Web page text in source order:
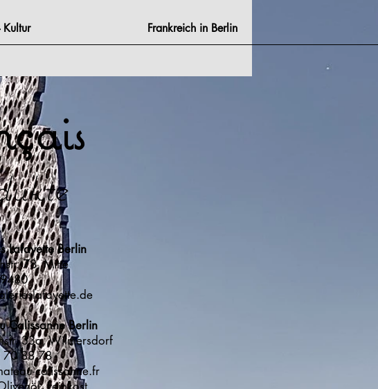
Kultur Frankreich in Berlin
Lafayette Berlin
78, Mitte
Calissanne Berlin
33a, Wilmersdorf
70 88 78
calissanne.fr